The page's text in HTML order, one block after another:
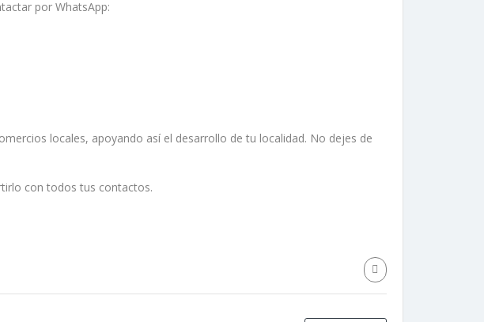
por WhatsApp:
locales, apoyando así el desarrollo de tu localidad. No dejes de
con todos tus contactos.